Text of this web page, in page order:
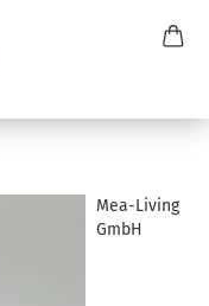
Mea-Living
GmbH